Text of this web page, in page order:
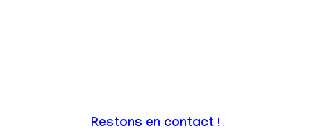
Restons en contact !